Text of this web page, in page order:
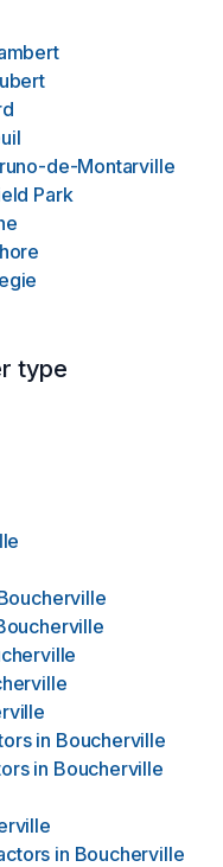
de-Montarville
Park
type
in Boucherville
in Boucherville
in Boucherville